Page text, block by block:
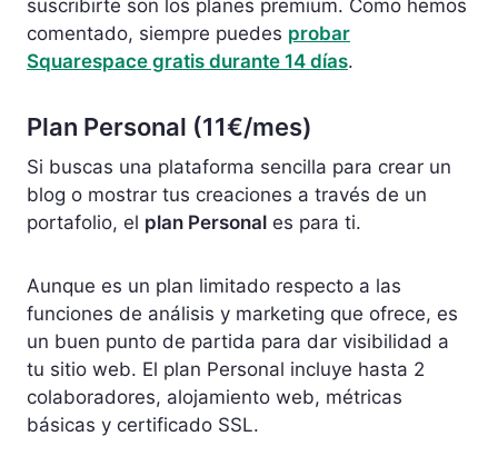
suscribirte son los planes premium. Como hemos
comentado, siempre puedes probar
Squarespace gratis durante 14 días.
Plan Personal (11€/mes)
Si buscas una plataforma sencilla para crear un
blog o mostrar tus creaciones a través de un
portafolio, el plan Personal es para ti.
Aunque es un plan limitado respecto a las
funciones de análisis y marketing que ofrece, es
un buen punto de partida para dar visibilidad a
tu sitio web. El plan Personal incluye hasta 2
colaboradores, alojamiento web, métricas
básicas y certificado SSL.